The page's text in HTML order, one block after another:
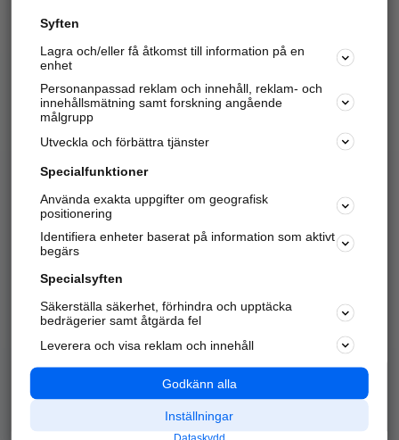
Hitta.se - Gratis nummerupplysning.
Sök företag, personer och platser.
Hitta telefonnummer, adresser, företagsinfo mm.
Marknadsför företaget
Kom igång och annonsera mot
samarbetspartners nära dig.
Alla kategorier
Populära sökningar
API & Kartor
Annonsera
Integritet
Nödnummer
Syften
Lagra och/eller få åtkomst till information på en
enhet
Personanpassad reklam och innehåll, reklam- och
innehållsmätning samt forskning angående
målgrupp
Utveckla och förbättra tjänster
Specialfunktioner
Använda exakta uppgifter om geografisk
positionering
Identifiera enheter baserat på information som aktivt
begärs
Specialsyften
Säkerställa säkerhet, förhindra och upptäcka
bedrägerier samt åtgärda fel
Leverera och visa reklam och innehåll
Godkänn alla
Inställningar
Dataskydd